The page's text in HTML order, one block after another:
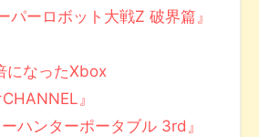
パーロボット大戦Z 破界篇』
になったXbox
』
ハンターポータブル 3rd』